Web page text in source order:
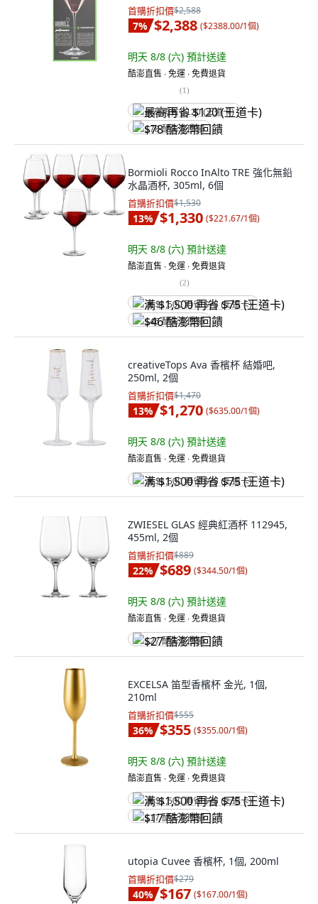
首購折扣價$2,588
7% $2,388 ($2388.00/1個)
明天 8/8 (六) 預計送達
酷澎直售 ∙ 免運 ∙ 免費退貨
(1)
最高再省 $120 (王道卡)
$78 酷澎幣回饋
Bormioli Rocco InAlto TRE 強化無鉛
水晶酒杯, 305ml, 6個
首購折扣價$1,530
13% $1,330 ($221.67/1個)
明天 8/8 (六) 預計送達
酷澎直售 ∙ 免運 ∙ 免費退貨
(2)
满 $1,500 再省 $75 (王道卡)
$46 酷澎幣回饋
creativeTops Ava 香檳杯 結婚吧,
250ml, 2個
首購折扣價$1,470
13% $1,270 ($635.00/1個)
明天 8/8 (六) 預計送達
酷澎直售 ∙ 免運 ∙ 免費退貨
满 $1,500 再省 $75 (王道卡)
ZWIESEL GLAS 經典紅酒杯 112945,
455ml, 2個
首購折扣價$889
22% $689 ($344.50/1個)
明天 8/8 (六) 預計送達
酷澎直售 ∙ 免運 ∙ 免費退貨
$27 酷澎幣回饋
EXCELSA 笛型香檳杯 金光, 1個,
210ml
首購折扣價$555
36% $355 ($355.00/1個)
明天 8/8 (六) 預計送達
酷澎直售 ∙ 免運 ∙ 免費退貨
满 $1,500 再省 $75 (王道卡)
$17 酷澎幣回饋
utopia Cuvee 香檳杯, 1個, 200ml
首購折扣價$279
40% $167 ($167.00/1個)